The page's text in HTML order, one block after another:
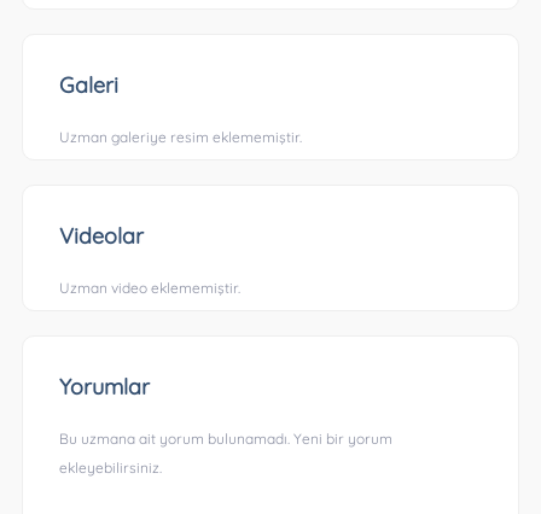
Galeri
Uzman galeriye resim eklememiştir.
Videolar
Uzman video eklememiştir.
Yorumlar
Bu uzmana ait yorum bulunamadı. Yeni bir yorum
ekleyebilirsiniz.